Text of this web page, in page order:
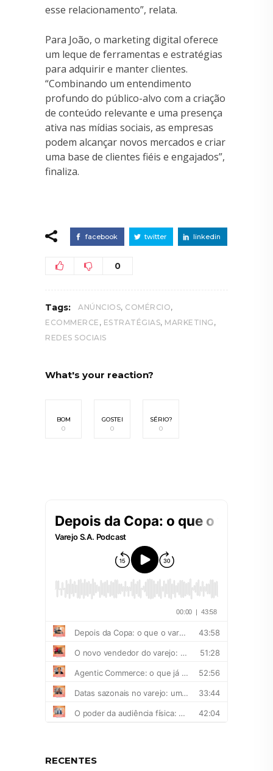
esse relacionamento”, relata.
Para João, o marketing digital oferece
um leque de ferramentas e estratégias
para adquirir e manter clientes.
“Combinando um entendimento
profundo do público-alvo com a criação
de conteúdo relevante e uma presença
ativa nas mídias sociais, as empresas
podem alcançar novos mercados e criar
uma base de clientes fiéis e engajados”,
finaliza.
facebook twitter linkedin
0
Tags: ANÚNCIOS, COMÉRCIO,
ECOMMERCE , ESTRATÉGIAS, MARKETING ,
REDES SOCIAIS
What's your reaction?
BOM
0
GOSTEI
0
SÉRIO?
0
RECENTES